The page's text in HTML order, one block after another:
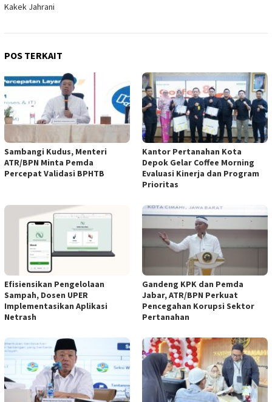
Kakek Jahrani
POS TERKAIT
Sambangi Kudus, Menteri
ATR/BPN Minta Pemda
Percepat Validasi BPHTB
Kantor Pertanahan Kota
Depok Gelar Coffee Morning
Evaluasi Kinerja dan Program
Prioritas
Efisiensikan Pengelolaan
Sampah, Dosen UPER
Implementasikan Aplikasi
Netrash
Gandeng KPK dan Pemda
Jabar, ATR/BPN Perkuat
Pencegahan Korupsi Sektor
Pertanahan